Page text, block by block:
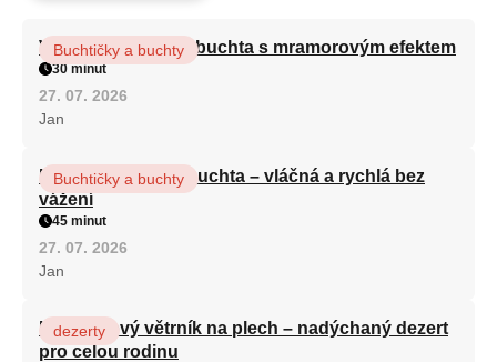
Vláčná olejová litá buchta s mramorovým efektem
Buchtičky a buchty
30 minut
27. 07. 2026
Jan
Hrnková maková buchta – vláčná a rychlá bez
vážení
Buchtičky a buchty
45 minut
27. 07. 2026
Jan
Karamelový větrník na plech – nadýchaný dezert
pro celou rodinu
dezerty